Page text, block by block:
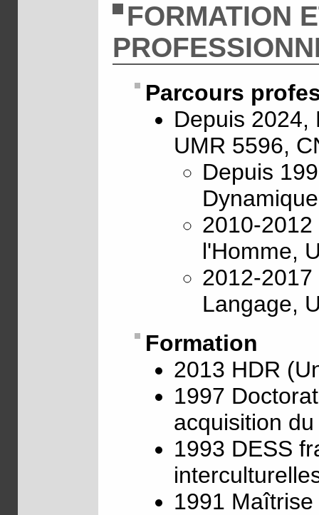
FORMATION
Parcours
Depuis 2024,
UMR 5596,
Depuis
2010-
l'Homme,
2012-
Langage,
Formation
2013 HDR
1997
acquisition
1993 DESS
1991 Maîtrise